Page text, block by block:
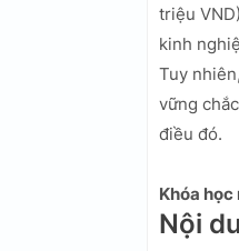
triệu
kinh
Tuy
vững
điều đó.
Khóa
Nội